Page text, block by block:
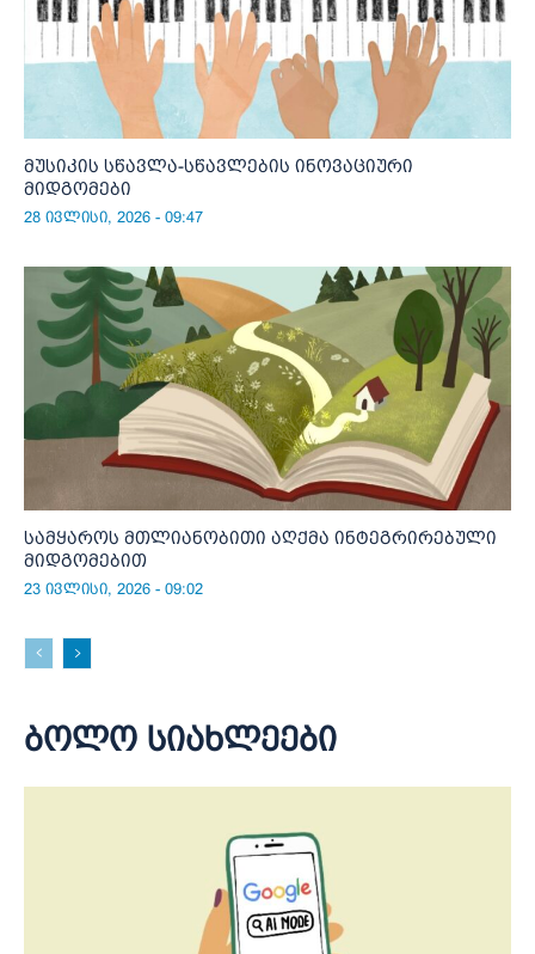
მუსიკის სწავლა-სწავლების ინოვაციური
მიდგომები
28 ივლისი, 2026 - 09:47
სამყაროს მთლიანობითი აღქმა ინტეგრირებული
მიდგომებით
23 ივლისი, 2026 - 09:02
ბოლო სიახლეები